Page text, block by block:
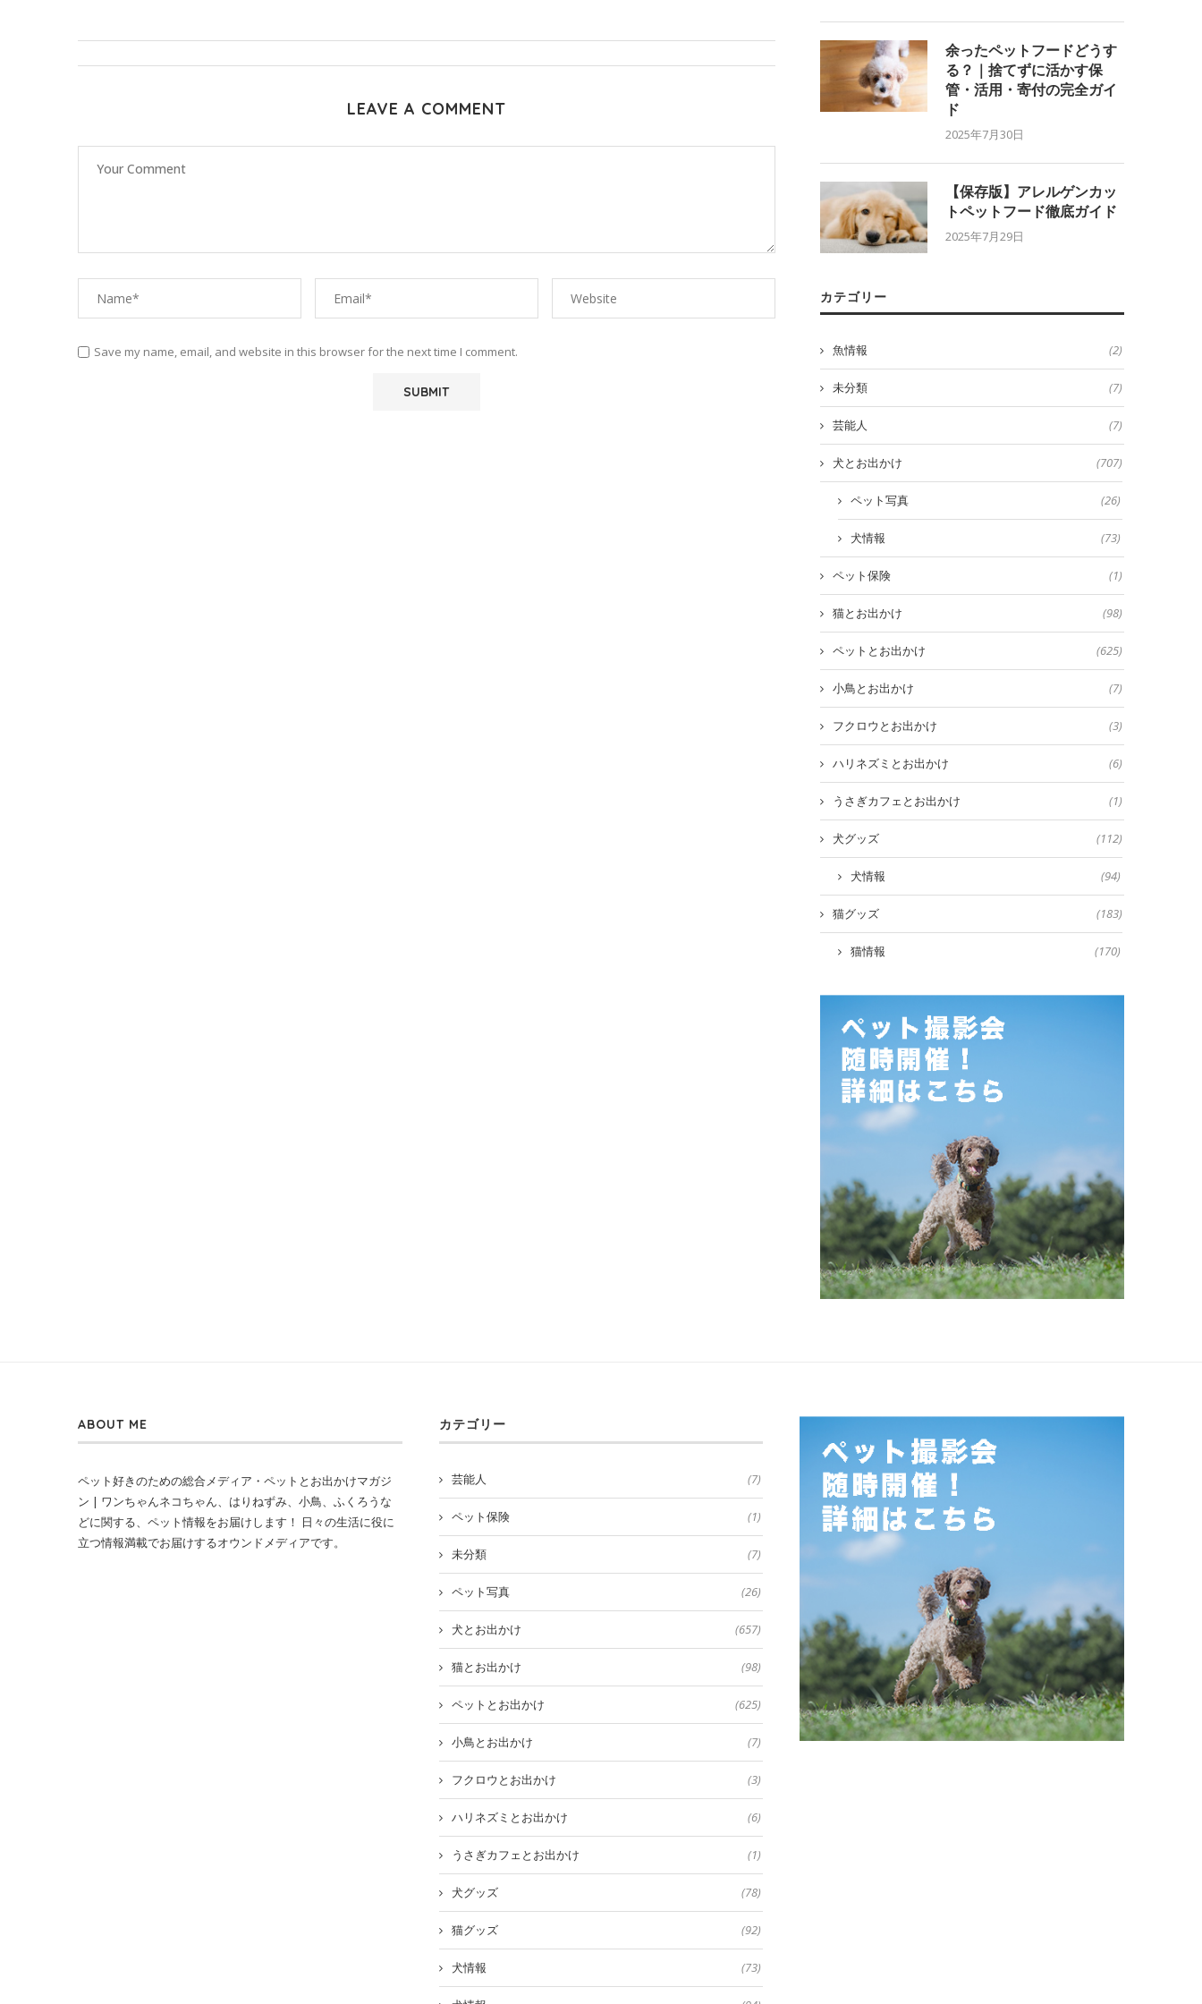
LEAVE A COMMENT
Save my name, email, and website in this browser for the next time I comment.
余ったペットフードどうす
る？｜捨てずに活かす保
管・活用・寄付の完全ガイ
ド
2025年7月30日
【保存版】アレルゲンカッ
トペットフード徹底ガイド
2025年7月29日
カテゴリー
魚情報 (2)
未分類 (7)
芸能人 (7)
犬とお出かけ (707)
ペット写真 (26)
犬情報 (73)
ペット保険 (1)
猫とお出かけ (98)
ペットとお出かけ (625)
小鳥とお出かけ (7)
フクロウとお出かけ (3)
ハリネズミとお出かけ (6)
うさぎカフェとお出かけ (1)
犬グッズ (112)
犬情報 (94)
猫グッズ (183)
猫情報 (170)
ABOUT ME
ペット好きのための総合メディア・ペットとお出かけマガジ
ン | ワンちゃんネコちゃん、はりねずみ、小鳥、ふくろうな
どに関する、ペット情報をお届けします！ 日々の生活に役に
立つ情報満載でお届けするオウンドメディアです。
カテゴリー
芸能人 (7)
ペット保険 (1)
未分類 (7)
ペット写真 (26)
犬とお出かけ (657)
猫とお出かけ (98)
ペットとお出かけ (625)
小鳥とお出かけ (7)
フクロウとお出かけ (3)
ハリネズミとお出かけ (6)
うさぎカフェとお出かけ (1)
犬グッズ (78)
猫グッズ (92)
犬情報 (73)